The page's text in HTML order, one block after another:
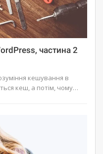
частина 2
кешування в
кеш, а потім, чому…